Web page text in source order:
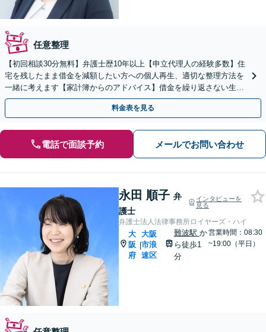
任意整理
【初回相談30分無料】弁護士歴10年以上【申立代理人の経験多数】住
宅を残したまま借金を減額したい方への個人再生、適切な整理方法を
一緒に考えます【家計簿からのアドバイス】借金を繰り返さない生活
再建を目指しましょう【枚方市駅5分】
料金表を見る
電話で面談予約 メールでお問い合わせ
永田 順子 弁
護士
インタビューを
見る
弁護士法人法律事務所ロイヤーズ・ハイ
大
阪
府
|
大阪
市浪
速区
難波駅 か
ら徒歩1
分
営業時間：08:30
~19:00（平日）